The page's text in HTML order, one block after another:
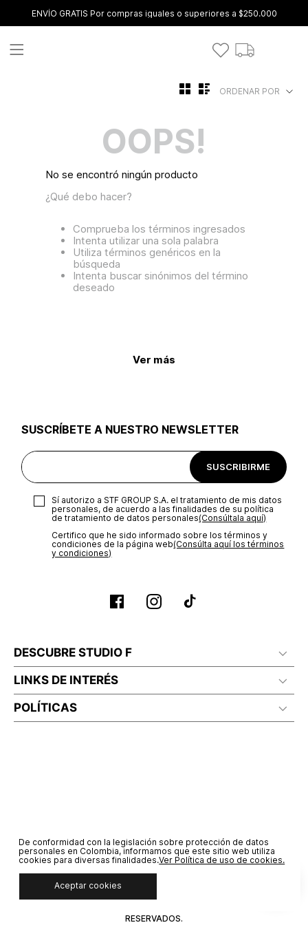
ENVÍO GRATIS Por compras iguales o superiores a $250.000
ORDENAR POR
OOPS!
No se encontró ningún producto
¿Qué debo hacer?
Comprueba los términos ingresados
Intenta utilizar una sola palabra
Utiliza términos genéricos en la
búsqueda
Intenta buscar sinónimos del término
deseado
Ver más
SUSCRÍBETE A NUESTRO NEWSLETTER
SUSCRIBIRME
Sí autorizo a STF GROUP S.A. el tratamiento de mis datos
personales, de acuerdo a las finalidades de su política
de tratamiento de datos personales‎(Consúltala aquí)
Certifico que he sido informado sobre los términos y
condiciones de la página web‎(Consúlta aquí los términos
y condiciones)
DESCUBRE STUDIO F
LINKS DE INTERÉS
POLÍTICAS
RESERVADOS.
De conformidad con la legislación sobre protección de datos
personales en Colombia, informamos que este sitio web utiliza
cookies para diversas finalidades.Ver Política de uso de cookies.
Aceptar cookies